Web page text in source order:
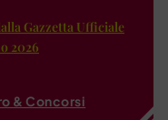
Gazzetta Ufficiale
2026
& Concorsi